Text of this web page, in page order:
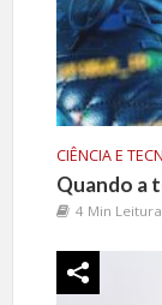
CIÊNCIA E
Quando a
4 Min Leitura